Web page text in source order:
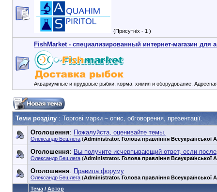
(Присутніх - 1 )
FishMarket - специализированный интернет-магазин для
Аквариумные и прудовые рыбки, корма, химия и оборудование.
Теми розділу : Торгові марки – опис, обговорення, презентації.
Оголошення: Пожалуйста, оценивайте темы.
Олександр Бешлега (Administrator. Голова правління Всеукраїнської
Оголошення: Вы получите исчерпывающий ответ, если
Олександр Бешлега (Administrator. Голова правління Всеукраїнської
Оголошення: Правила форуму
Олександр Бешлега (Administrator. Голова правління Всеукраїнської
Тема / Автор